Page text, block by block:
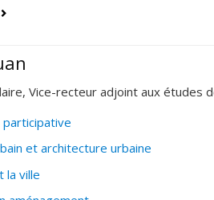
Vice-recteur adjoint aux études
participative
et architecture urbaine
la ville